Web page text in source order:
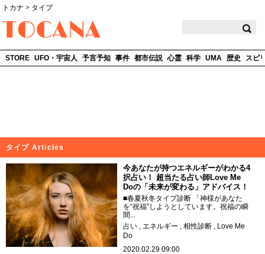
トカナ > タイプ
STORE UFO・宇宙人 予言予知 事件 都市伝説 心霊 科学 UMA 歴史 スピ
タイプ Articles
今あなたが持つエネルギーがわかる4
択占い！ 超当たる占い師Love Me
Doの「未来が変わる」アドバイス！
■春夏秋冬タイプ診断 「神様があなた
を“祝福”しようとしています。祝福の瞬
間...
占い
エネルギー 相性診断
Love Me
Do
2020.02.29 09:00